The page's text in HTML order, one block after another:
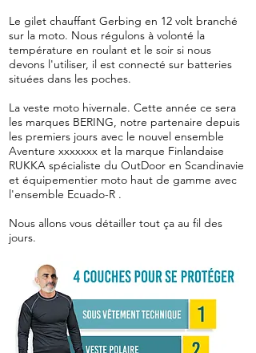
Le gilet chauffant Gerbing en 12 volt branché
sur la moto. Nous régulons à volonté la
température en roulant et le soir si nous
devons l'utiliser, il est connecté sur batteries
situées dans les poches.
La veste moto hivernale. Cette année ce sera
les marques BERING, notre partenaire depuis
les premiers jours avec le nouvel ensemble
Aventure xxxxxxx et la marque Finlandaise
RUKKA spécialiste du OutDoor en Scandinavie
et équipementier moto haut de gamme avec
l'ensemble Ecuado-R .
Nous allons vous détailler tout ça au fil des
jours.